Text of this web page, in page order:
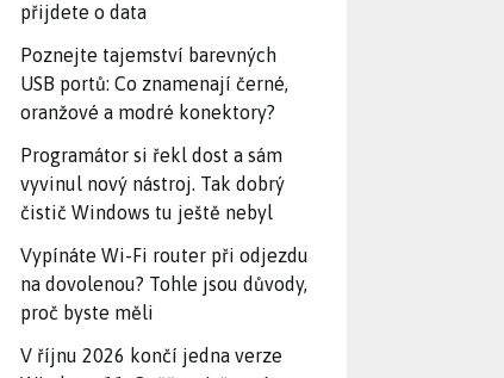
přijdete o data
Poznejte tajemství barevných
USB portů: Co znamenají černé,
oranžové a modré konektory?
Programátor si řekl dost a sám
vyvinul nový nástroj. Tak dobrý
čistič Windows tu ještě nebyl
Vypínáte Wi-Fi router při odjezdu
na dovolenou? Tohle jsou důvody,
proč byste měli
V říjnu 2026 končí jedna verze